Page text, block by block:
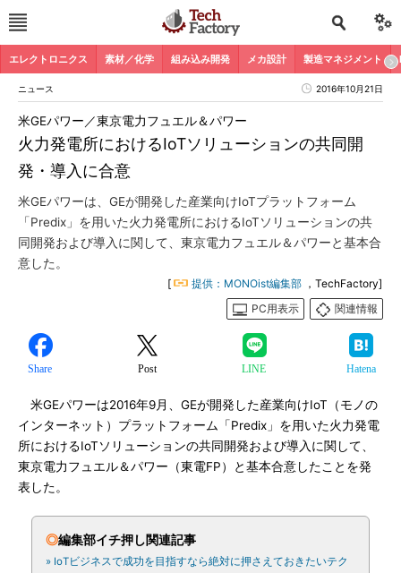
エレクトロニクス 素材／化学 組み込み開発 メカ設計 製造マネジメント
ニュース 2016年10月21日
火力発電所におけるIoTソリューションの共同開
発・導入に合意
米GEパワー／東京電力フュエル＆パワー
米GEパワーは、GEが開発した産業向けIoTプラットフォーム
「Predix」を用いた火力発電所におけるIoTソリューションの共
同開発および導入に関して、東京電力フュエル＆パワーと基本合
意した。
[ 提供：MONOist編集部 ，TechFactory]
PC用表示
関連情報
Share Post LINE Hatena
米GEパワーは2016年9月、GEが開発した産業向けIoT（モノの
インターネット）プラットフォーム「Predix」を用いた火力発電
所におけるIoTソリューションの共同開発および導入に関して、
東京電力フュエル＆パワー（東電FP）と基本合意したことを発
表した。
◎編集部イチ押し関連記事
» IoTビジネスで成功を目指すなら絶対に押さえておきたいテク